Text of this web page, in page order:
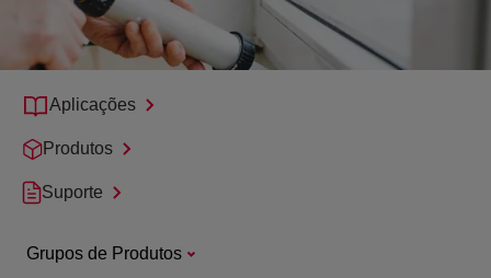
Aplicações
Produtos
Suporte
Grupos de Produtos